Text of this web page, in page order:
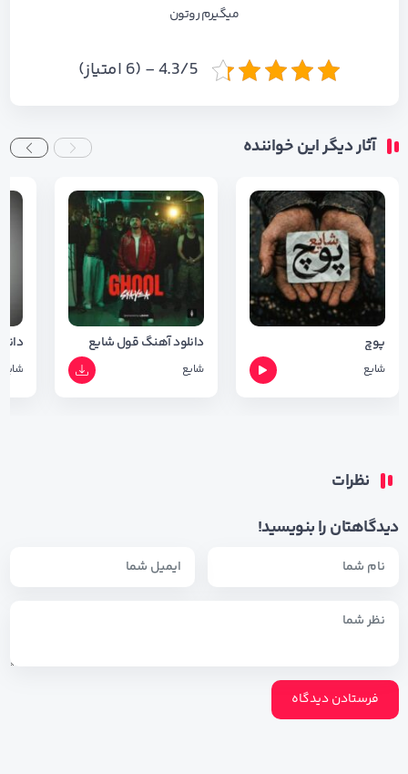
میگیرم روتون
4.3/5 - (6 امتیاز)
آثار دیگر این خواننده
پوچ
شایع
دانلود آهنگ قول شایع
شایع شایع
نظرات
دیدگاهتان را بنویسید!